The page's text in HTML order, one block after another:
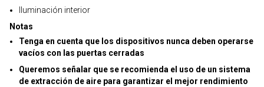
Iluminación interior
Notas
Tenga en cuenta que los dispositivos nunca deben operarse
vacíos con las puertas cerradas
Queremos señalar que se recomienda el uso de un sistema
de extracción de aire para garantizar el mejor rendimiento